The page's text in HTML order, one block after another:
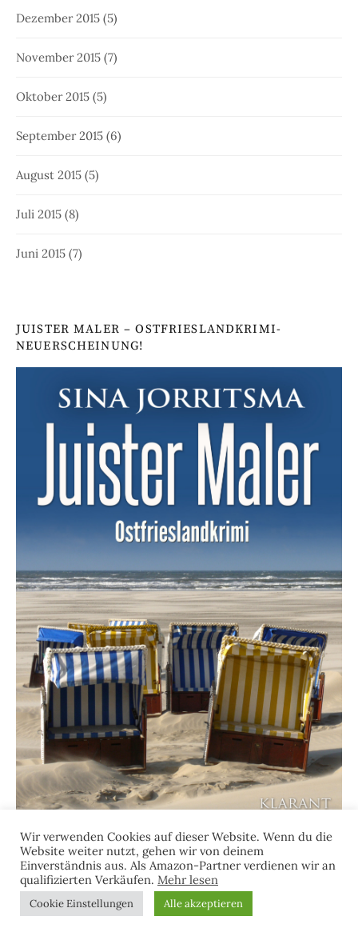
Dezember 2015 (5)
November 2015 (7)
Oktober 2015 (5)
September 2015 (6)
August 2015 (5)
Juli 2015 (8)
Juni 2015 (7)
JUISTER MALER – OSTFRIESLANDKRIMI-
NEUERSCHEINUNG!
Suchen
nach:
Wir verwenden Cookies auf dieser Website. Wenn du die
Website weiter nutzt, gehen wir von deinem
Einverständnis aus. Als Amazon-Partner verdienen wir an
qualifizierten Verkäufen. Mehr lesen
Cookie Einstellungen Alle akzeptieren